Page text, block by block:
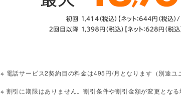
※ 電話サービス2契約目の料金は495円/月となります（別途ユ
※ 割引に期限はありません。割引条件や割引金額が変更となる